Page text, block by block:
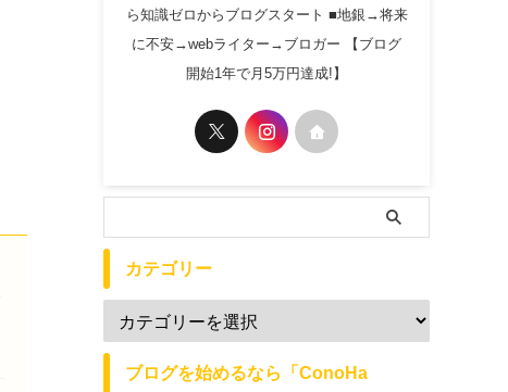
ら知識ゼロからブログスタート ■地銀→将来
に不安→webライター→ブロガー 【ブログ
開始1年で月5万円達成!】
カテゴリー
ブログを始めるなら「ConoHa